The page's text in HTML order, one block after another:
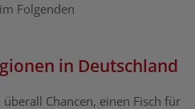
Folgenden
in Deutschland
Chancen, einen Fisch für